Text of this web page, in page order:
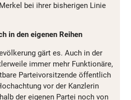
bei ihrer bisherigen Linie
in den eigenen Reihen
gärt es. Auch in der
immer mehr Funktionäre,
Parteivorsitzende öffentlich
vor der Kanzlerin
der eigenen Partei noch von